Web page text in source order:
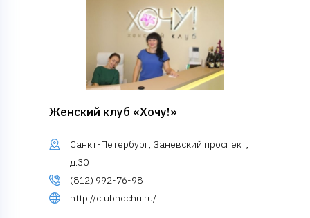
Женский клуб «Хочу!»
Санкт-Петербург, Заневский проспект,
д.30
(812) 992-76-98
http://clubhochu.ru/